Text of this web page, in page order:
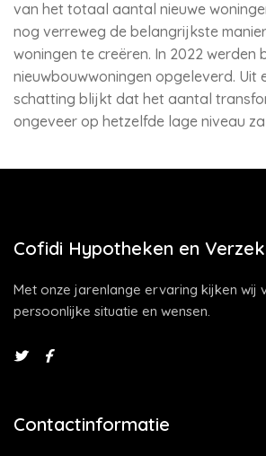
van het totaal aantal nieuwe
nog verreweg de belangrijkste
woningen te creëren. In 2022 werden
nieuwbouwwoningen opgeleverd. Uit
schatting blijkt dat het aantal
ongeveer op hetzelfde lage niveau
Cofidi Hypotheken en
Met onze jarenlange ervaring kijken wij
persoonlijke situatie en wensen.
Contactinformatie